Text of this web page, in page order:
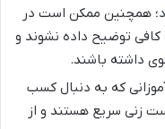
همچنین ممکن است در
کافی توضیح داده نشوند و
داشته باشند.
که به دنبال کسب
زنی سریع هستند و از